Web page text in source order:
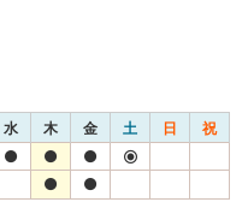
水 木 金 土 日 祝